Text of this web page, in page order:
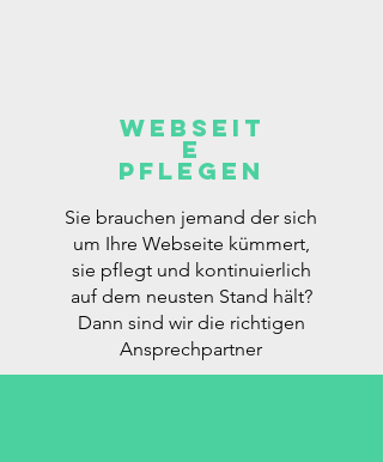
Webseit
e
pflegen
Sie brauchen jemand der sich
um Ihre Webseite kümmert,
sie pflegt und kontinuierlich
auf dem neusten Stand hält?
Dann sind wir die richtigen
Ansprechpartner